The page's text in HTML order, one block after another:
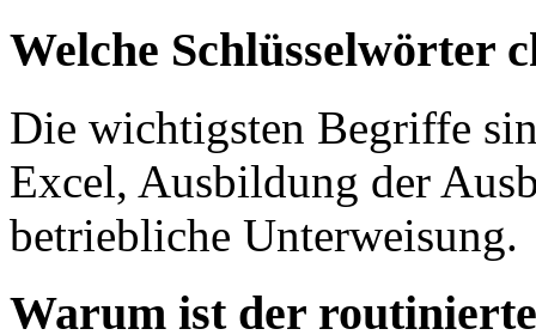
Welche Schlüsselwörter
Die wichtigsten Begriffe
Excel, Ausbildung der
betriebliche Unterweisung.
Warum ist der